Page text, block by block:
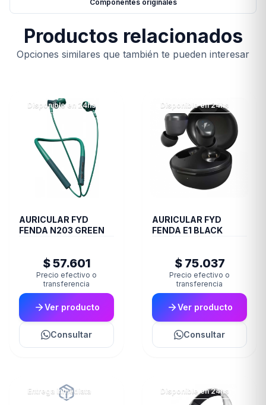
Componentes originales
Productos relacionados
Opciones similares que también te pueden interesar
Disponible en 24hs
AURICULAR FYD
FENDA N203 GREEN
$ 57.601
Precio efectivo o
transferencia
Ver producto
Consultar
Disponible en 24hs
AURICULAR FYD
FENDA E1 BLACK
$ 75.037
Precio efectivo o
transferencia
Ver producto
Consultar
Entrega inmediata Disponible en 24hs